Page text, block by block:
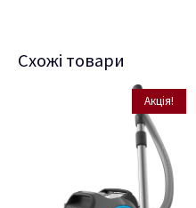
Схожі товари
Акція!